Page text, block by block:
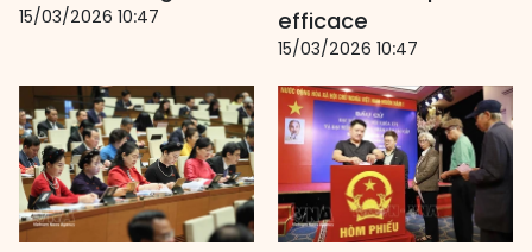
15/03/2026 10:47
efficace
15/03/2026 10:47